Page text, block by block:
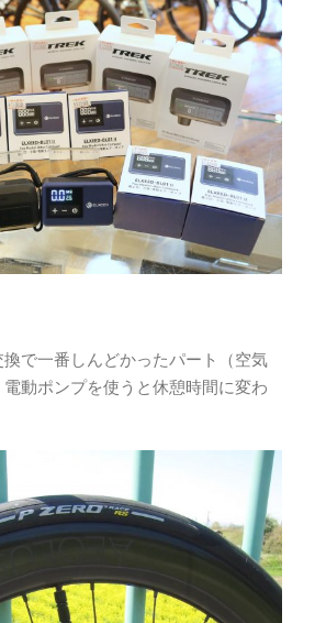
で一番しんどかったパート（空気
動ポンプを使うと休憩時間に変わ